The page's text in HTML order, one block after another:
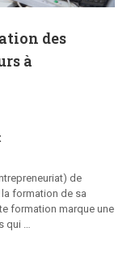
des
à
de
la formation de sa
formation marque une
qui …